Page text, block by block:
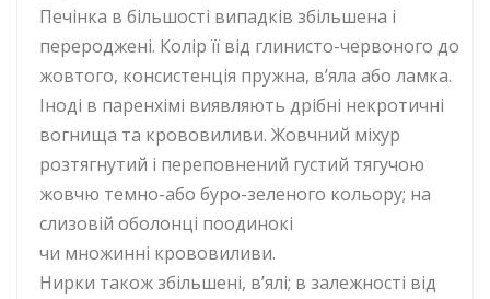
Печінка в більшості випадків збільшена і
перероджені. Колір її від глинисто-червоного до
жовтого, консистенція пружна, в’яла або ламка.
Іноді в паренхімі виявляють дрібні некротичні
вогнища та крововиливи. Жовчний міхур
розтягнутий і переповнений густий тягучою
жовчю темно-або буро-зеленого кольору; на
слизовій оболонці поодинокі
чи множинні крововиливи.
Нирки також збільшені, в’ялі; в залежності від